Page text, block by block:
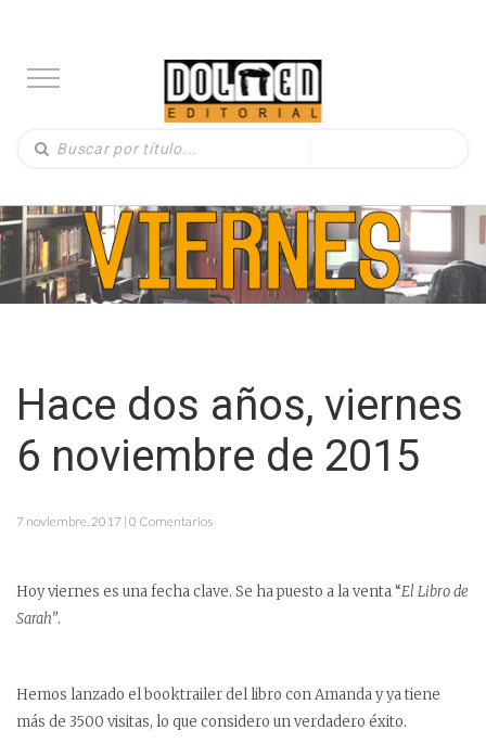
Hace dos años, viernes
6 noviembre de 2015
7 noviembre, 2017 | 0 Comentarios
Hoy viernes es una fecha clave. Se ha puesto a la venta “El Libro de
Sarah”.
Hemos lanzado el booktrailer del libro con Amanda y ya tiene
más de 3500 visitas, lo que considero un verdadero éxito.